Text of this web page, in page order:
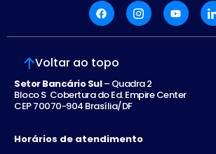
Voltar ao topo
Setor Bancário Sul– Quadra 2
Bloco S Cobertura do Ed. Empire Center
CEP 70070-904 Brasília/DF
Horários de atendimento